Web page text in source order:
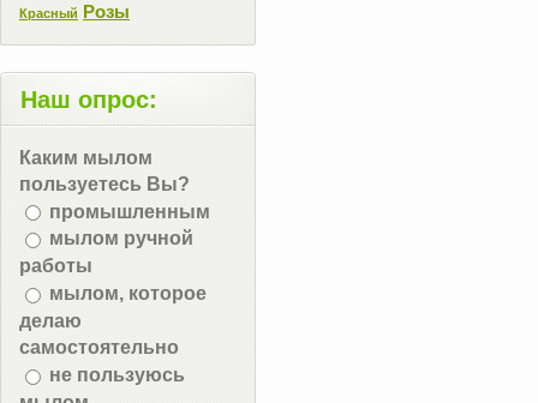
Красный Розы
Наш опрос:
Каким мылом
пользуетесь Вы?
промышленным
мылом ручной
работы
мылом, которое
делаю
самостоятельно
не пользуюсь